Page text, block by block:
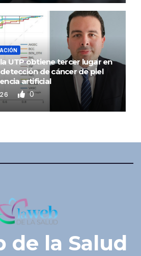
UTP obtiene tercer lugar en
de cáncer de piel
artificial
0
de la Salud